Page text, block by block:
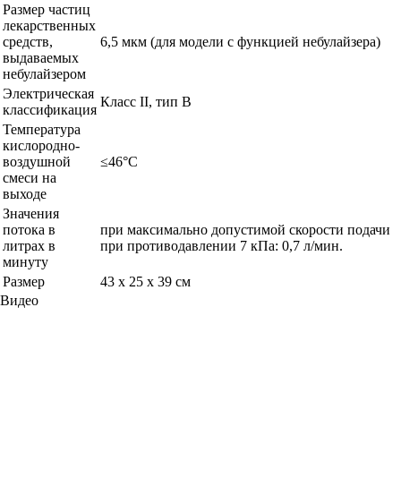
Размер частиц
лекарственных
средств,
выдаваемых
небулайзером
6,5 мкм (для модели с функцией небулайзера)
Электрическая
классификация
Класс II, тип В
Температура
кислородно-
воздушной
смеси на
выходе
≤46°С
Значения
потока в
литрах в
минуту
при максимально допустимой скорости подачи
при противодавлении 7 кПа: 0,7 л/мин.
Размер
43 х 25 х 39 см
Видео